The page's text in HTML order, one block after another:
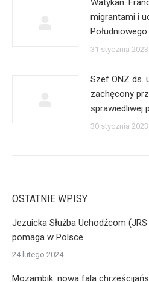
Watykan:
migrantami i
Południowego
31 stycznia 2023
Szef ONZ ds.
zachęcony
sprawiedliwej
30 stycznia 2023
OSTATNIE WPISY
Jezuicka Służba Uchodźcom
pomaga w Polsce
24 lutego 2024
Mozambik: nowa fala